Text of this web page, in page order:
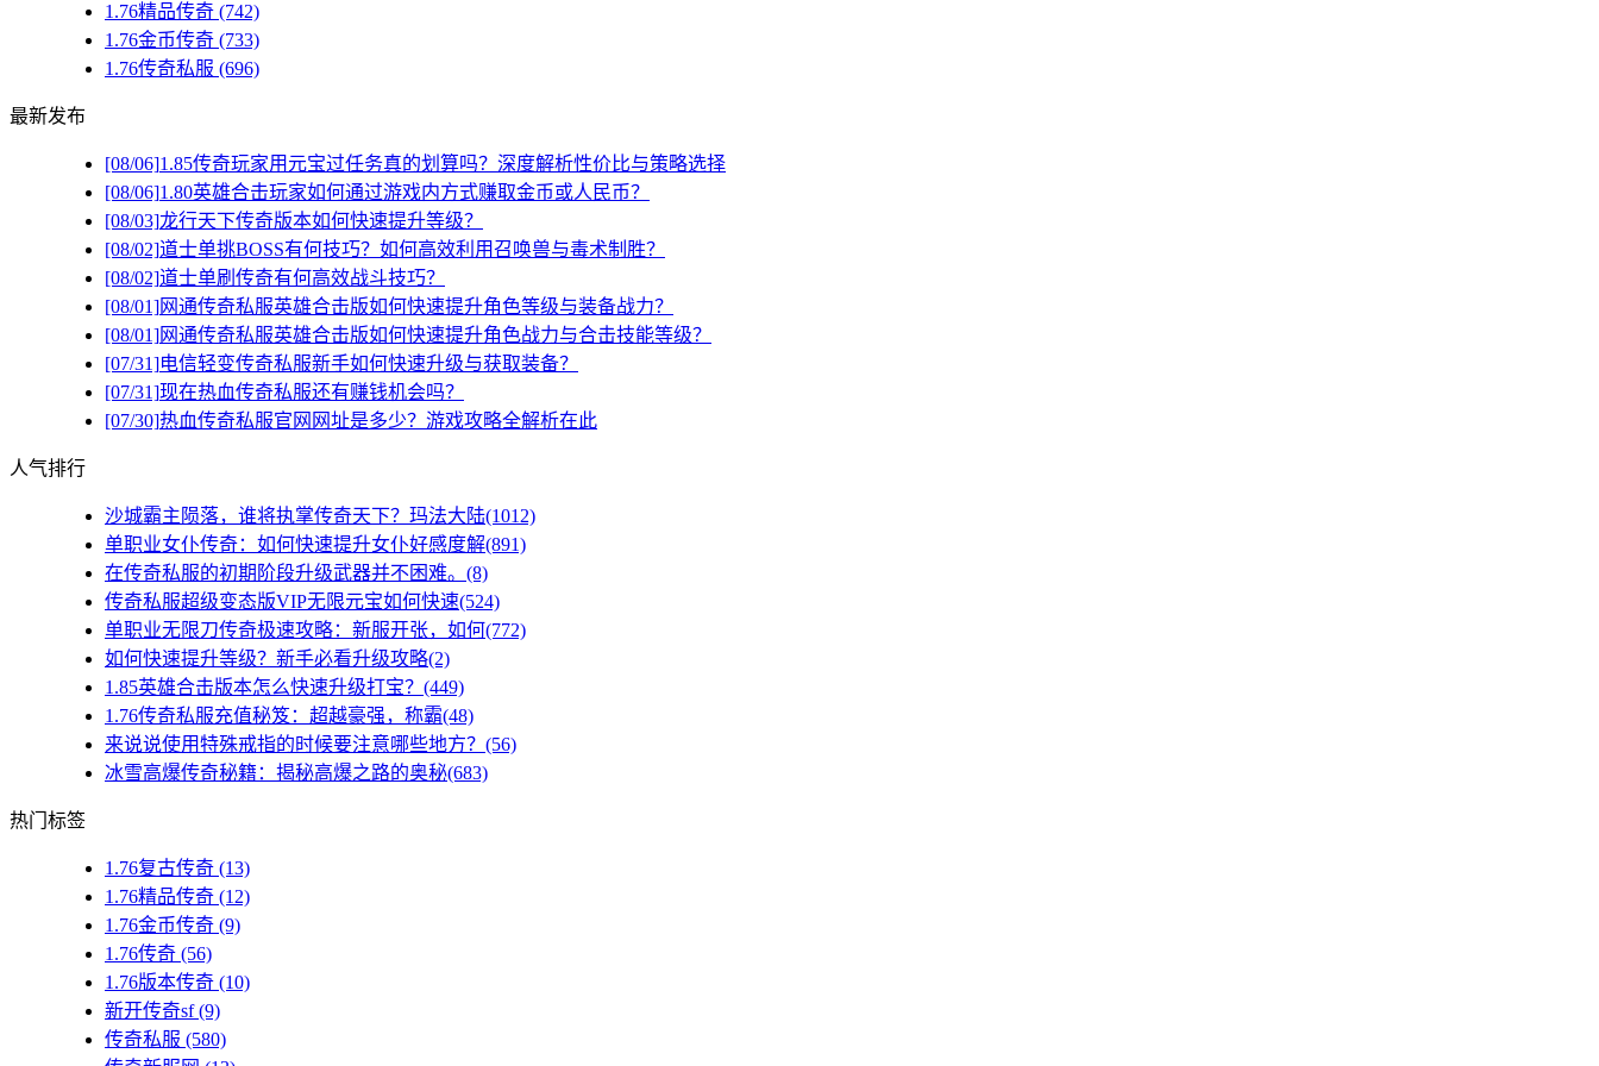
1.76精品传奇 (742)
1.76金币传奇 (733)
1.76传奇私服 (696)
最新发布
[08/06]1.85传奇玩家用元宝过任务真的划算吗？深度解析性价比与策略选择
[08/06]1.80英雄合击玩家如何通过游戏内方式赚取金币或人民币？
[08/03]龙行天下传奇版本如何快速提升等级？
[08/02]道士单挑BOSS有何技巧？如何高效利用召唤兽与毒术制胜？
[08/02]道士单刷传奇有何高效战斗技巧？
[08/01]网通传奇私服英雄合击版如何快速提升角色等级与装备战力？
[08/01]网通传奇私服英雄合击版如何快速提升角色战力与合击技能等级？
[07/31]电信轻变传奇私服新手如何快速升级与获取装备？
[07/31]现在热血传奇私服还有赚钱机会吗？
[07/30]热血传奇私服官网网址是多少？游戏攻略全解析在此
人气排行
沙城霸主陨落，谁将执掌传奇天下？玛法大陆(1012)
单职业女仆传奇：如何快速提升女仆好感度解(891)
在传奇私服的初期阶段升级武器并不困难。(8)
传奇私服超级变态版VIP无限元宝如何快速(524)
单职业无限刀传奇极速攻略：新服开张，如何(772)
如何快速提升等级？新手必看升级攻略(2)
1.85英雄合击版本怎么快速升级打宝？(449)
1.76传奇私服充值秘笈：超越豪强，称霸(48)
来说说使用特殊戒指的时候要注意哪些地方？(56)
冰雪高爆传奇秘籍：揭秘高爆之路的奥秘(683)
热门标签
1.76复古传奇 (13)
1.76精品传奇 (12)
1.76金币传奇 (9)
1.76传奇 (56)
1.76版本传奇 (10)
新开传奇sf(9)
传奇私服 (580)